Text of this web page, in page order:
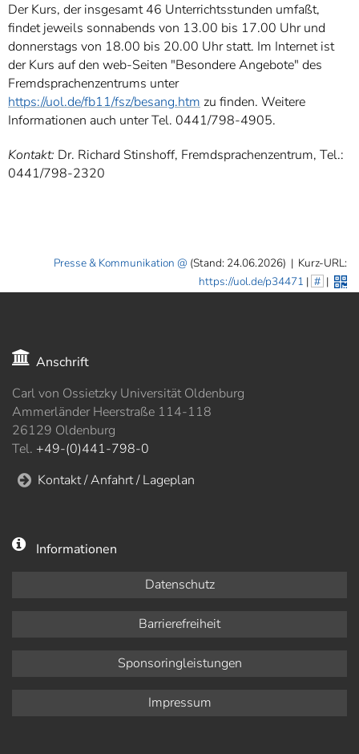
Der Kurs, der insgesamt 46 Unterrichtsstunden umfaßt,
findet jeweils sonnabends von 13.00 bis 17.00 Uhr und
donnerstags von 18.00 bis 20.00 Uhr statt. Im Internet ist
der Kurs auf den web-Seiten "Besondere Angebote" des
Fremdsprachenzentrums unter
https://uol.de/fb11/fsz/besang.htm zu finden. Weitere
Informationen auch unter Tel. 0441/798-4905.
Kontakt: Dr. Richard Stinshoff, Fremdsprachenzentrum, Tel.:
0441/798-2320
Presse & Kommunikation (Stand: 24.06.2026) | Kurz-URL:
https://uol.de/p34471 | # |
Anschrift
Carl von Ossietzky Universität Oldenburg
Ammerländer Heerstraße 114-118
26129 Oldenburg
Tel. +49-(0)441-798-0
Kontakt / Anfahrt / Lageplan
Informationen
Datenschutz
Barrierefreiheit
Sponsoringleistungen
Impressum